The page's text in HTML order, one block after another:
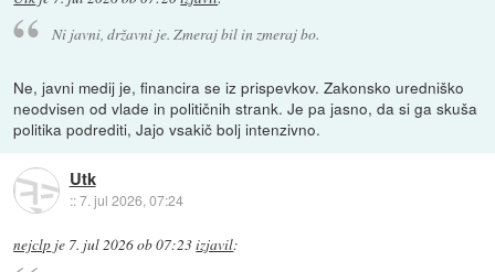
Ni javni, državni je. Zmeraj bil in zmeraj bo.
Ne, javni medij je, financira se iz prispevkov. Zakonsko uredniško
neodvisen od vlade in političnih strank. Je pa jasno, da si ga skuša
politika podrediti, Jajo vsakič bolj intenzivno.
Utk
::7. jul 2026, 07:24
nejclp je 7. jul 2026 ob 07:23izjavil: